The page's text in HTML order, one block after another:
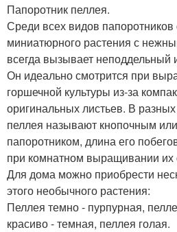
Папоротник пеллея.
Среди всех видов папоротников
миниатюрного растения с
всегда вызывает неподдельный
Он идеально смотрится при
горшечной культуры из-за
оригинальных листьев. В
пеллея называют кнопочным
папоротником, длина его
при комнатном выращивании их
Для дома можно приобрести
этого необычного растения:
Пеллея темно - пурпурная,
красиво - темная, пеллея голая.